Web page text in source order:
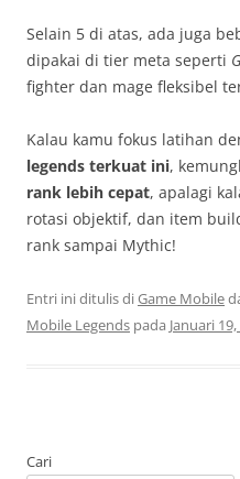
Selain 5 di atas, ada juga
dipakai di tier meta seperti
fighter dan mage fleksibel
Kalau kamu fokus latihan
legends terkuat ini,
rank lebih cepat, apalagi
rotasi objektif, dan item
rank sampai Mythic!
Entri ini ditulis diGame Mobile
Mobile Legends pada Januari
Cari